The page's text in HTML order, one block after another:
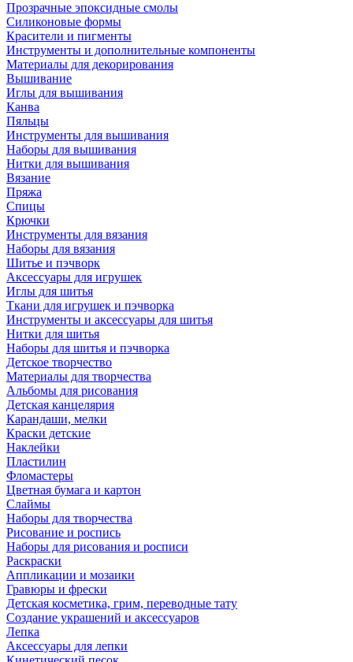
Прозрачные эпоксидные смолы
Силиконовые формы
Красители и пигменты
Инструменты и дополнительные компоненты
Материалы для декорирования
Вышивание
Иглы для вышивания
Канва
Пяльцы
Инструменты для вышивания
Наборы для вышивания
Нитки для вышивания
Вязание
Пряжа
Спицы
Крючки
Инструменты для вязания
Наборы для вязания
Шитье и пэчворк
Аксессуары для игрушек
Иглы для шитья
Ткани для игрушек и пэчворка
Инструменты и аксессуары для шитья
Нитки для шитья
Наборы для шитья и пэчворка
Детское творчество
Материалы для творчества
Альбомы для рисования
Детская канцелярия
Карандаши, мелки
Краски детские
Наклейки
Пластилин
Фломастеры
Цветная бумага и картон
Слаймы
Наборы для творчества
Рисование и роспись
Наборы для рисования и росписи
Раскраски
Аппликации и мозаики
Гравюры и фрески
Детская косметика, грим, переводные тату
Создание украшений и аксессуаров
Лепка
Аксессуары для лепки